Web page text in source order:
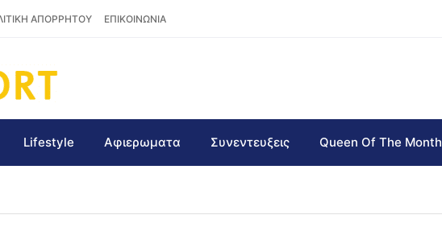
ΑΠΟΡΡΗΤΟΥ ΕΠΙΚΟΙΝΩΝΙΑ
Lifestyle Αφιερωματα Συνεντευξεις Queen Of The Month